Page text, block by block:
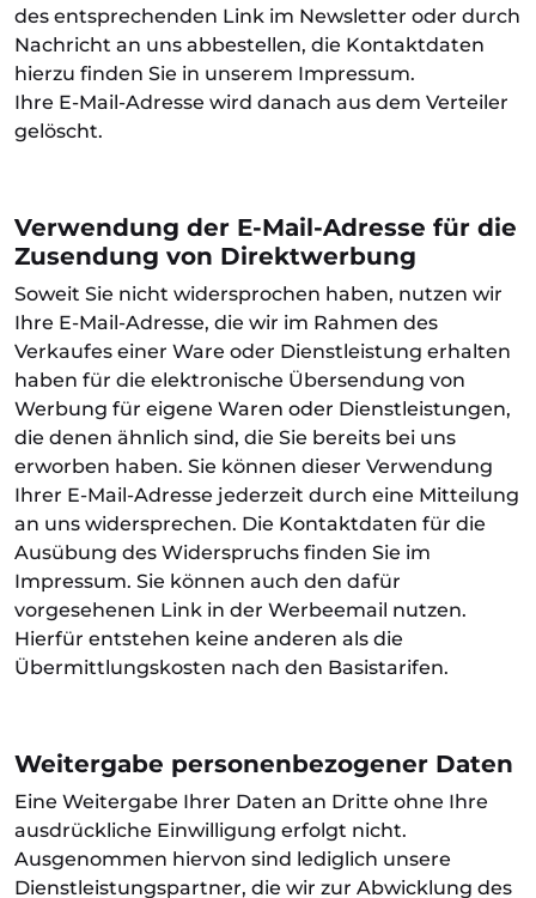
des entsprechenden Link im Newsletter oder durch
Nachricht an uns abbestellen, die Kontaktdaten
hierzu finden Sie in unserem Impressum.
Ihre E-Mail-Adresse wird danach aus dem Verteiler
gelöscht.
Verwendung der E-Mail-Adresse für die
Zusendung von Direktwerbung
Soweit Sie nicht widersprochen haben, nutzen wir
Ihre E-Mail-Adresse, die wir im Rahmen des
Verkaufes einer Ware oder Dienstleistung erhalten
haben für die elektronische Übersendung von
Werbung für eigene Waren oder Dienstleistungen,
die denen ähnlich sind, die Sie bereits bei uns
erworben haben. Sie können dieser Verwendung
Ihrer E-Mail-Adresse jederzeit durch eine Mitteilung
an uns widersprechen. Die Kontaktdaten für die
Ausübung des Widerspruchs finden Sie im
Impressum. Sie können auch den dafür
vorgesehenen Link in der Werbeemail nutzen.
Hierfür entstehen keine anderen als die
Übermittlungskosten nach den Basistarifen.
Weitergabe personenbezogener Daten
Eine Weitergabe Ihrer Daten an Dritte ohne Ihre
ausdrückliche Einwilligung erfolgt nicht.
Ausgenommen hiervon sind lediglich unsere
Dienstleistungspartner, die wir zur Abwicklung des